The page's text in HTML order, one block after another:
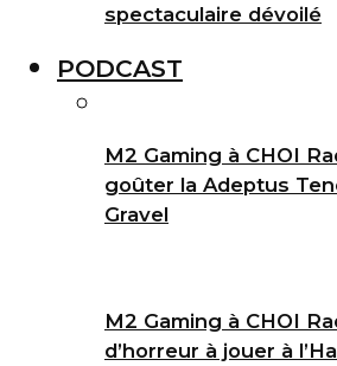
spectaculaire dévoilé
PODCAST
M2 Gaming à CHOI
goûter la Adeptus
Gravel
M2 Gaming à CHOI
d’horreur à jouer à